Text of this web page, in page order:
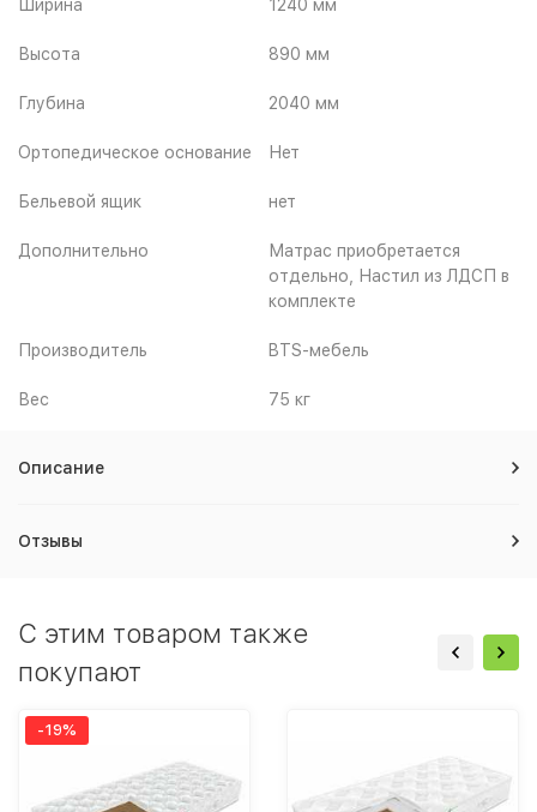
Ширина 1240 мм
Высота 890 мм
Глубина 2040 мм
Ортопедическое основание Нет
Бельевой ящик нет
Дополнительно
Матрас приобретается
отдельно, Настил из ЛДСП в
комплекте
Производитель BTS-мебель
Вес 75 кг
Описание
Отзывы
C этим товаром также
покупают
-19%